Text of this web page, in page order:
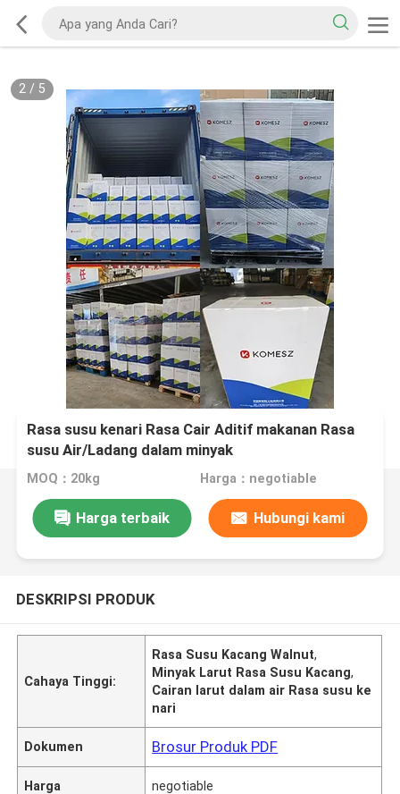
2/ 5
Rasa susu kenari Rasa Cair Aditif makanan Rasa
susu Air/Ladang dalam minyak
MOQ：20kg Harga：negotiable
Harga terbaik Hubungi kami
DESKRIPSI PRODUK
Cahaya Tinggi:
Rasa Susu Kacang Walnut,
Minyak Larut Rasa Susu Kacang,
Cairan larut dalam air Rasa susu ke
nari
Dokumen Brosur Produk PDF
Harga negotiable